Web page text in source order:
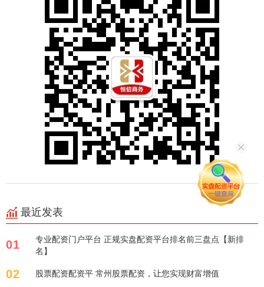
最近发表
01
专业配资门户平台 正规实盘配资平台排名前三盘点【新排
名】
02 股票配资配资平 常州股票配资，让您实现财富增值